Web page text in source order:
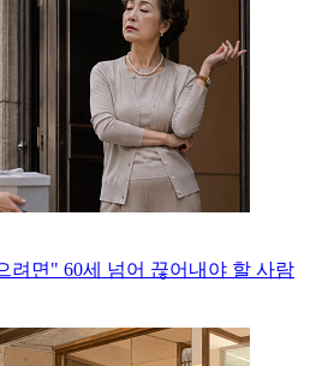
려면" 60세 넘어 끊어내야 할 사람